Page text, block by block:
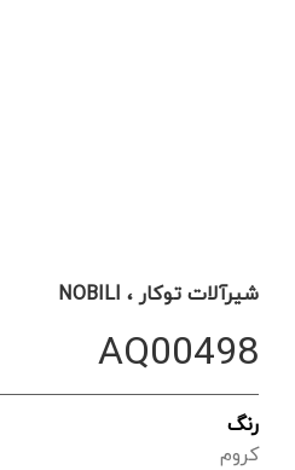
شیرآلات توکار ، NOBILI
AQ00498
رنگ
کروم